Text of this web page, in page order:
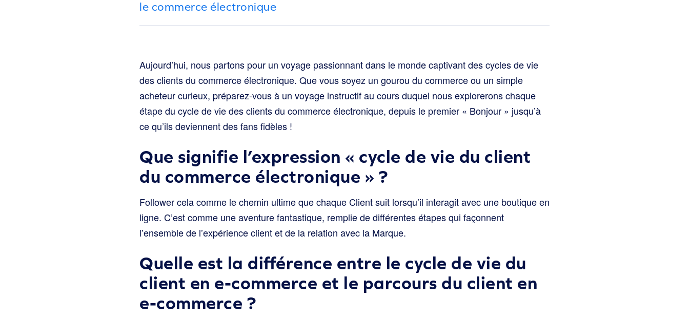
le commerce électronique
Aujourd’hui, nous partons pour un voyage passionnant dans le monde captivant des cycles de vie
des clients du commerce électronique. Que vous soyez un gourou du commerce ou un simple
acheteur curieux, préparez-vous à un voyage instructif au cours duquel nous explorerons chaque
étape du cycle de vie des clients du commerce électronique, depuis le premier « Bonjour » jusqu’à
ce qu’ils deviennent des fans fidèles !
Que signifie l’expression « cycle de vie du client
du commerce électronique » ?
Follower cela comme le chemin ultime que chaque Client suit lorsqu’il interagit avec une boutique en
ligne. C’est comme une aventure fantastique, remplie de différentes étapes qui façonnent
l’ensemble de l’expérience client et de la relation avec la Marque.
Quelle est la différence entre le cycle de vie du
client en e-commerce et le parcours du client en
e-commerce ?